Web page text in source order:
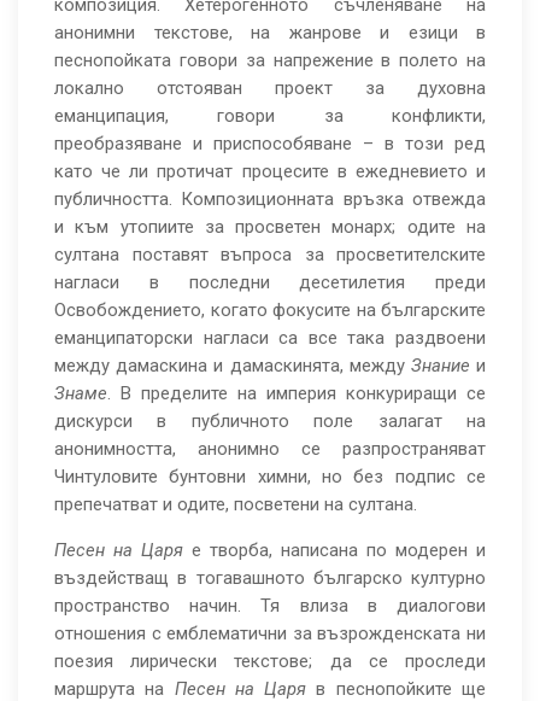
композиция. Хетерогенното съчленяване на
анонимни текстове, на жанрове и езици в
песнопойката говори за напрежение в полето на
локално отстояван проект за духовна
еманципация, говори за конфликти,
преобразяване и приспособяване – в този ред
като че ли протичат процесите в ежедневието и
публичността. Композиционната връзка отвежда
и към утопиите за просветен монарх; одите на
султана поставят въпроса за просветителските
нагласи в последни десетилетия преди
Освобождението, когато фокусите на българските
еманципаторски нагласи са все така раздвоени
между дамаскина и дамаскинята, между Знаниеи
Знаме. В пределите на империя конкуриращи се
дискурси в публичното поле залагат на
анонимността, анонимно се разпространяват
Чинтуловите бунтовни химни, но без подпис се
препечатват и одите, посветени на султана.
Песен на Царя е творба, написана по модерен и
въздействащ в тогавашното българско културно
пространство начин. Тя влиза в диалогови
отношения с емблематични за възрожденската ни
поезия лирически текстове; да се проследи
маршрута на Песен на Царя в песнопойките ще